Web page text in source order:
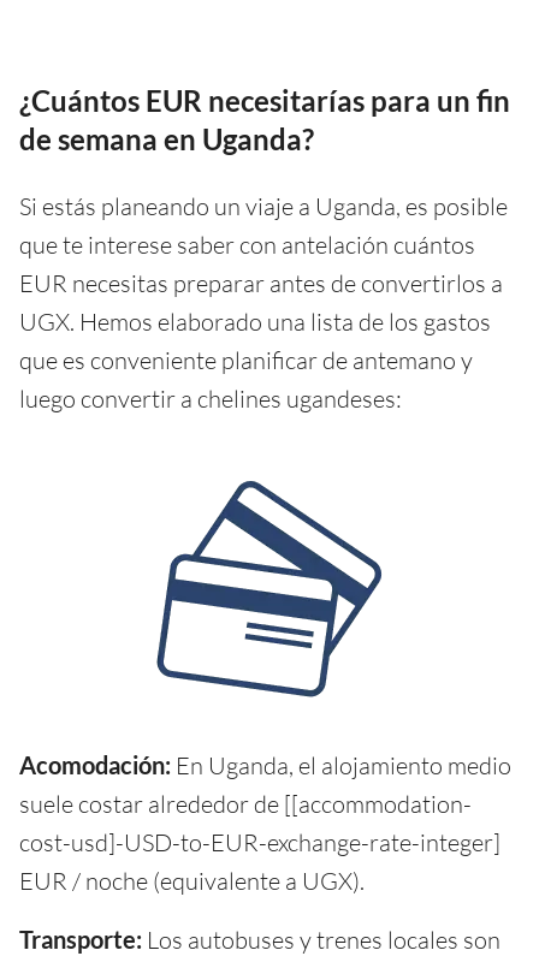
¿Cuántos EUR necesitarías para un fin
de semana en Uganda?
Si estás planeando un viaje a Uganda, es posible
que te interese saber con antelación cuántos
EUR necesitas preparar antes de convertirlos a
UGX. Hemos elaborado una lista de los gastos
que es conveniente planificar de antemano y
luego convertir a chelines ugandeses:
Acomodación: En Uganda, el alojamiento medio
suele costar alrededor de [[accommodation-
cost-usd]-USD-to-EUR-exchange-rate-integer]
EUR / noche (equivalente a UGX).
Transporte: Los autobuses y trenes locales son